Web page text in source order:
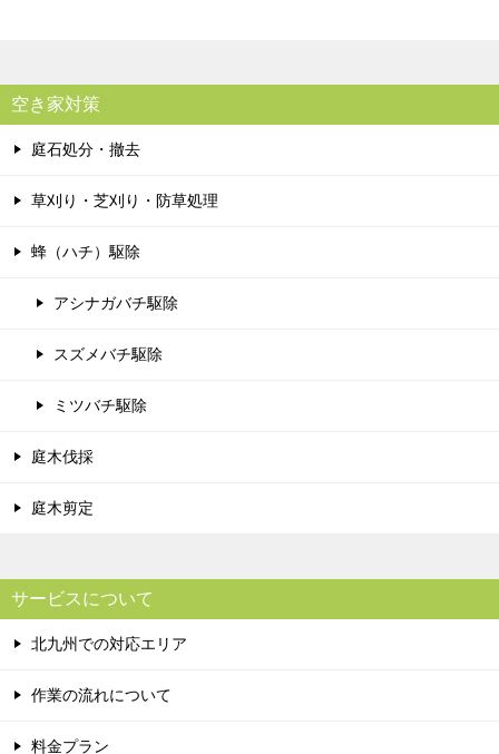
空き家対策
庭石処分・撤去
草刈り・芝刈り・防草処理
蜂（ハチ）駆除
アシナガバチ駆除
スズメバチ駆除
ミツバチ駆除
庭木伐採
庭木剪定
サービスについて
北九州での対応エリア
作業の流れについて
料金プラン